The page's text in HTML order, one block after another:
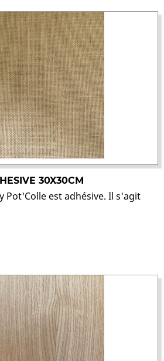
30X30CM
Pot'Colle est adhésive. Il s'agit